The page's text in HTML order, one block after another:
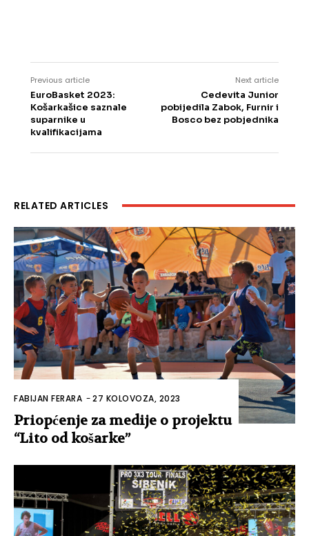
Previous article
EuroBasket 2023:
Košarkašice saznale
suparnike u
kvalifikacijama
Next article
Cedevita Junior
pobijedila Zabok, Furnir i
Bosco bez pobjednika
RELATED ARTICLES
FABIJAN FERARA -27 KOLOVOZA, 2023
Priopćenje za medije o projektu
“Lito od košarke”